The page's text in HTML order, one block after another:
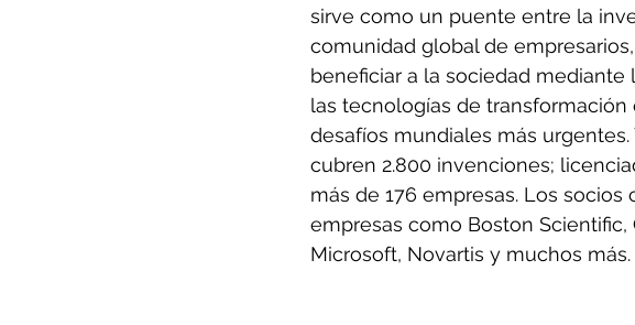
sirve como un puente entre la
comunidad global de
beneficiar a la sociedad
las tecnologías de
desafíos mundiales más
cubren 2.800 invenciones;
más de 176 empresas. Los
empresas como Boston Scientific,
Microsoft, Novartis y muchos